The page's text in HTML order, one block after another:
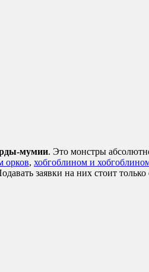
мумии. Это монстры
орков, хобгоблином и
заявки на них стоит